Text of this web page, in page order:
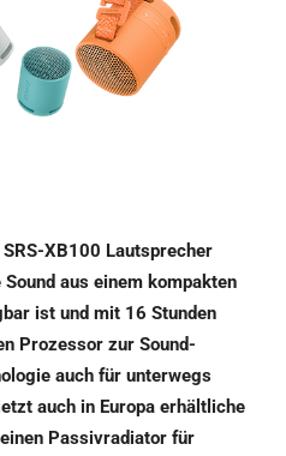
XB100 Lautsprecher
aus einem kompakten
ist und mit 16 Stunden
Prozessor zur Sound-
auch für unterwegs
auch in Europa erhältliche
Passivradiator für